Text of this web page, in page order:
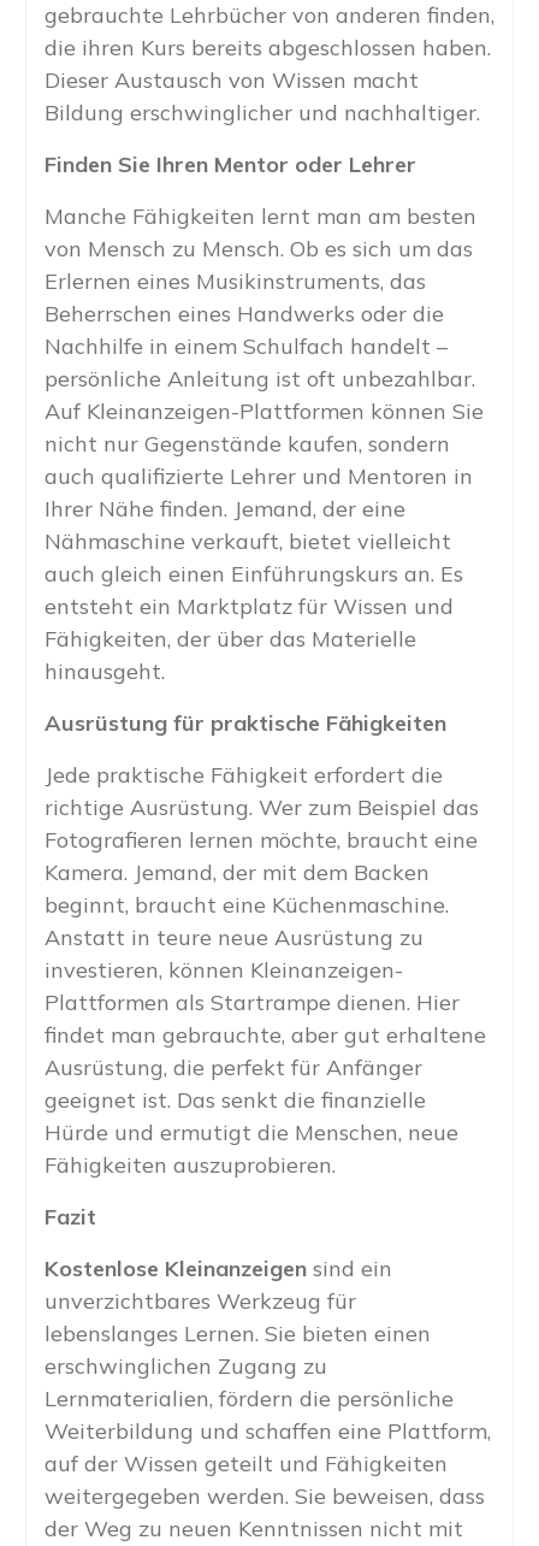
gebrauchte Lehrbücher von anderen finden,
die ihren Kurs bereits abgeschlossen haben.
Dieser Austausch von Wissen macht
Bildung erschwinglicher und nachhaltiger.
Finden Sie Ihren Mentor oder Lehrer
Manche Fähigkeiten lernt man am besten
von Mensch zu Mensch. Ob es sich um das
Erlernen eines Musikinstruments, das
Beherrschen eines Handwerks oder die
Nachhilfe in einem Schulfach handelt –
persönliche Anleitung ist oft unbezahlbar.
Auf Kleinanzeigen-Plattformen können Sie
nicht nur Gegenstände kaufen, sondern
auch qualifizierte Lehrer und Mentoren in
Ihrer Nähe finden. Jemand, der eine
Nähmaschine verkauft, bietet vielleicht
auch gleich einen Einführungskurs an. Es
entsteht ein Marktplatz für Wissen und
Fähigkeiten, der über das Materielle
hinausgeht.
Ausrüstung für praktische Fähigkeiten
Jede praktische Fähigkeit erfordert die
richtige Ausrüstung. Wer zum Beispiel das
Fotografieren lernen möchte, braucht eine
Kamera. Jemand, der mit dem Backen
beginnt, braucht eine Küchenmaschine.
Anstatt in teure neue Ausrüstung zu
investieren, können Kleinanzeigen-
Plattformen als Startrampe dienen. Hier
findet man gebrauchte, aber gut erhaltene
Ausrüstung, die perfekt für Anfänger
geeignet ist. Das senkt die finanzielle
Hürde und ermutigt die Menschen, neue
Fähigkeiten auszuprobieren.
Fazit
Kostenlose Kleinanzeigensind ein
unverzichtbares Werkzeug für
lebenslanges Lernen. Sie bieten einen
erschwinglichen Zugang zu
Lernmaterialien, fördern die persönliche
Weiterbildung und schaffen eine Plattform,
auf der Wissen geteilt und Fähigkeiten
weitergegeben werden. Sie beweisen, dass
der Weg zu neuen Kenntnissen nicht mit